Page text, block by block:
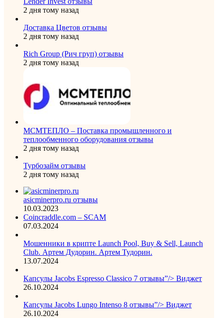
2 дня тому назад
Доставка Цветов отзывы
2 дня тому назад
Rich Group (Рич груп) отзывы
2 дня тому назад
МСМТЕПЛО – Поставка промышленного и
теплообменного оборудования отзывы
2 дня тому назад
Турбозайм отзывы
2 дня тому назад
asicminerpro.ru отзывы
10.03.2023
Coincraddle.com – SCAM
07.03.2024
Мошенники в крипте Launch Pool, Buy & Sell, Launch
Club. Артем Дудорин. Артем Тудорин.
13.07.2024
Капсулы Jacobs Espresso Classico 7 отзывы”/> Виджет
26.10.2024
Капсулы Jacobs Lungo Intenso 8 отзывы”/> Виджет
26.10.2024